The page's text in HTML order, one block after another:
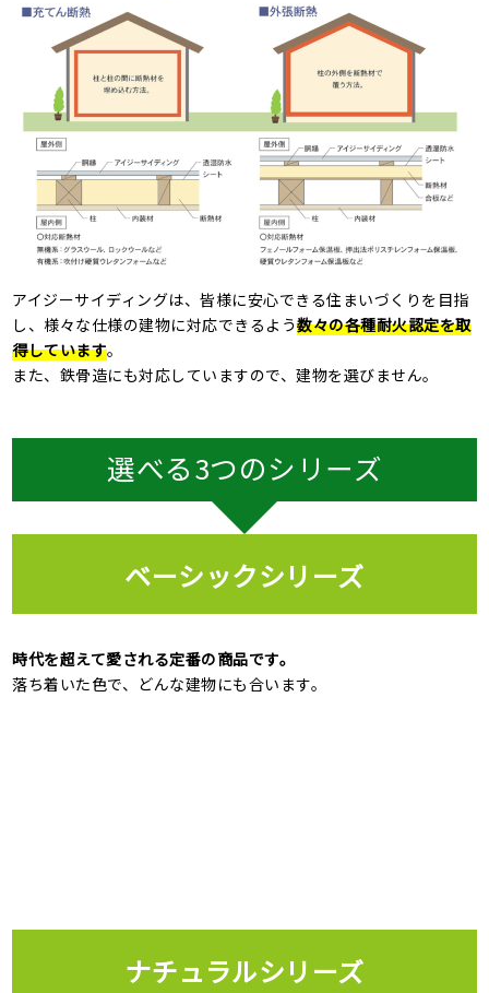
アイジーサイディングは、皆様に安心できる住まいづくりを目指
し、様々な仕様の建物に対応できるよう数々の各種耐火認定を取
得しています。
また、鉄骨造にも対応していますので、建物を選びません。
選べる3つのシリーズ
ベーシックシリーズ
時代を超えて愛される定番の商品です。
落ち着いた色で、どんな建物にも合います。
ナチュラルシリーズ